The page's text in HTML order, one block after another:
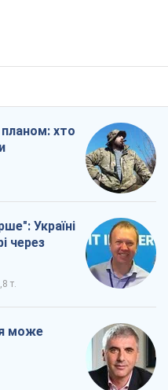
планом: хто
Україні
через
т.
може